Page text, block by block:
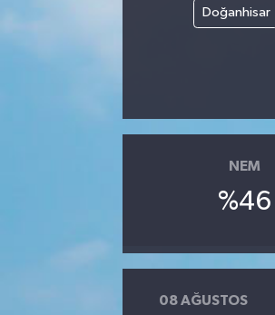
Doğanhisar
NEM
%46
08 AĞUSTOS